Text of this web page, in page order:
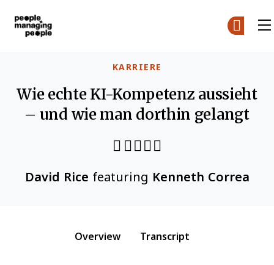
KARRIERE
Wie echte KI-Kompetenz aussieht
– und wie man dorthin gelangt
Share through Email
Print this page
Share on Pinterest
Share on Twitter
Share on Facebook
David Rice featuring Kenneth Correa
Overview Transcript